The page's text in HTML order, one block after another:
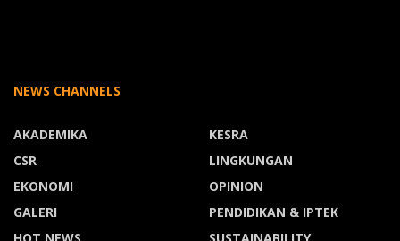
NEWS CHANNELS
AKADEMIKA
CSR
EKONOMI
GALERI
HOT NEWS
KESRA
LINGKUNGAN
OPINION
PENDIDIKAN & IPTEK
SUSTAINABILITY